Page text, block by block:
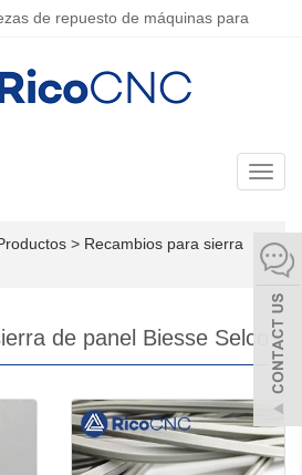
de repuesto de máquinas para
> Recambios para sierra
de panel Biesse Selco